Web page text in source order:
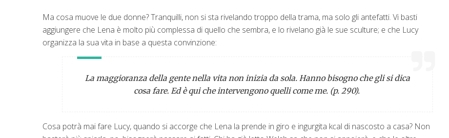
Ma cosa muove le due donne? Tranquilli, non si sta rivelando troppo della trama, ma solo gli antefatti. Vi basti
aggiungere che Lena è molto più complessa di quello che sembra, e lo rivelano già le sue sculture; e che Lucy
organizza la sua vita in base a questa convinzione:
La maggioranza della gente nella vita non inizia da sola. Hanno bisogno che gli si dica
cosa fare. Ed è qui che intervengono quelli come me. (p. 290).
Cosa potrà mai fare Lucy, quando si accorge che Lena la prende in giro e ingurgita kcal di nascosto a casa? Non